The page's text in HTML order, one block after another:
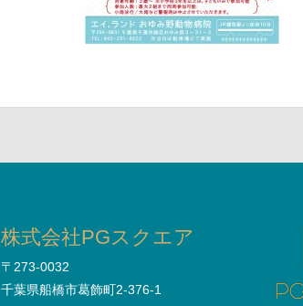
株式会社PGスクエア
〒273-0032
千葉県船橋市葛飾町2-376-1